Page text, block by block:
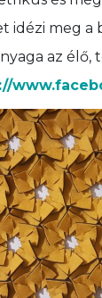
idézi meg a
az élő,